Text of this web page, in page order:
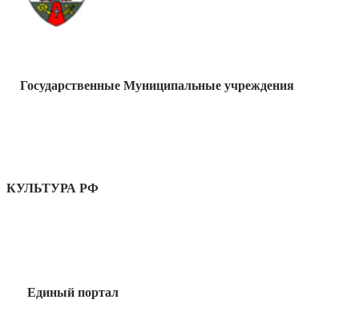
Государственные Муниципальные учреждения
КУЛЬТУРА РФ
Единый портал